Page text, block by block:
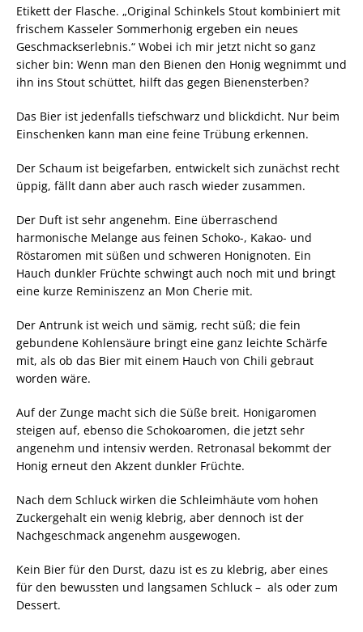
Etikett der Flasche. „Original Schinkels Stout kombiniert mit
frischem Kasseler Sommerhonig ergeben ein neues
Geschmackserlebnis.“ Wobei ich mir jetzt nicht so ganz
sicher bin: Wenn man den Bienen den Honig wegnimmt und
ihn ins Stout schüttet, hilft das gegen Bienensterben?
Das Bier ist jedenfalls tiefschwarz und blickdicht. Nur beim
Einschenken kann man eine feine Trübung erkennen.
Der Schaum ist beigefarben, entwickelt sich zunächst recht
üppig, fällt dann aber auch rasch wieder zusammen.
Der Duft ist sehr angenehm. Eine überraschend
harmonische Melange aus feinen Schoko-, Kakao- und
Röstaromen mit süßen und schweren Honignoten. Ein
Hauch dunkler Früchte schwingt auch noch mit und bringt
eine kurze Reminiszenz an Mon Cherie mit.
Der Antrunk ist weich und sämig, recht süß; die fein
gebundene Kohlensäure bringt eine ganz leichte Schärfe
mit, als ob das Bier mit einem Hauch von Chili gebraut
worden wäre.
Auf der Zunge macht sich die Süße breit. Honigaromen
steigen auf, ebenso die Schokoaromen, die jetzt sehr
angenehm und intensiv werden. Retronasal bekommt der
Honig erneut den Akzent dunkler Früchte.
Nach dem Schluck wirken die Schleimhäute vom hohen
Zuckergehalt ein wenig klebrig, aber dennoch ist der
Nachgeschmack angenehm ausgewogen.
Kein Bier für den Durst, dazu ist es zu klebrig, aber eines
für den bewussten und langsamen Schluck – als oder zum
Dessert.